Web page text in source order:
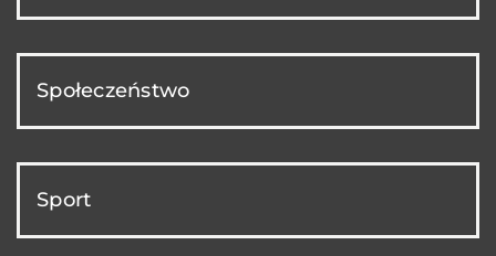
Społeczeństwo
Sport